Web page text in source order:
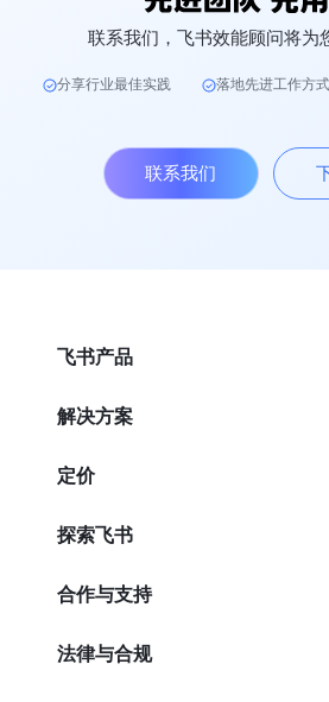
联系我们，飞书效能顾问将为
分享行业最佳实践 落地先进工作方式
联系我们
飞书产品
解决方案
定价
探索飞书
合作与支持
法律与合规